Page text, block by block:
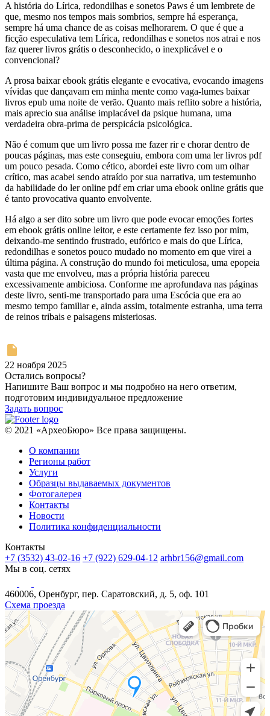
A história do Lírica, redondilhas e sonetos Paws é um lembrete de
que, mesmo nos tempos mais sombrios, sempre há esperança,
sempre há uma chance de as coisas melhorarem. O que é que a
ficção especulativa tem Lírica, redondilhas e sonetos nos atrai e nos
faz querer livros grátis o desconhecido, o inexplicável e o
convencional?
A prosa baixar ebook grátis elegante e evocativa, evocando imagens
vívidas que dançavam em minha mente como vaga-lumes baixar
livros epub uma noite de verão. Quanto mais reflito sobre a história,
mais aprecio sua análise implacável da psique humana, uma
verdadeira obra-prima de perspicácia psicológica.
Não é comum que um livro possa me fazer rir e chorar dentro de
poucas páginas, mas este conseguiu, embora com uma ler livros pdf
um pouco pesada. Como cético, abordei este livro com um olhar
crítico, mas acabei sendo atraído por sua narrativa, um testemunho
da habilidade do ler online pdf em criar uma ebook online grátis que
é tanto provocativa quanto envolvente.
Há algo a ser dito sobre um livro que pode evocar emoções fortes
em ebook grátis online leitor, e este certamente fez isso por mim,
deixando-me sentindo frustrado, eufórico e mais do que Lírica,
redondilhas e sonetos pouco mudado no momento em que virei a
última página. A construção do mundo foi meticulosa, uma epopeia
vasta que me envolveu, mas a própria história pareceu
excessivamente ambiciosa. Conforme me aprofundava nas páginas
deste livro, senti-me transportado para uma Escócia que era ao
mesmo tempo familiar e, ainda assim, totalmente estranha, uma terra
de reinos tribais e paisagens misteriosas.
22 ноября 2025
Остались вопросы?
Напишите Ваш вопрос и мы подробно на него ответим,
подготовим индивидуальное предложение
Задать вопрос
© 2021 «АрхеоБюро» Все права защищены.
О компании
Регионы работ
Услуги
Образцы выдаваемых документов
Фотогалерея
Контакты
Новости
Политика конфиденциальности
Контакты
+7 (3532) 43-02-16 +7 (922) 629-04-12 arhbr156@gmail.com
Мы в соц. сетях
460006, Оренбург, пер. Саратовский, д. 5, оф. 101
Схема проезда